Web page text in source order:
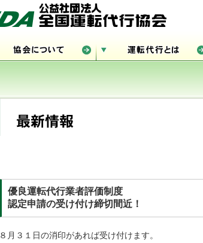
優良運転代行業者評価制度
認定申請の受け付け締切間近！
８月３１日の消印があれば受け付けます。